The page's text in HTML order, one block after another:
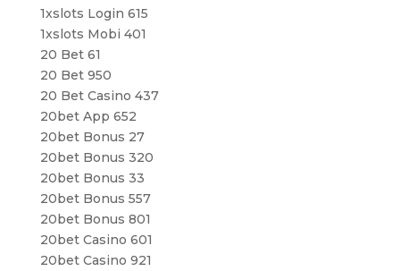
1xslots Login 615
1xslots Mobi 401
20 Bet 61
20 Bet 950
20 Bet Casino 437
20bet App 652
20bet Bonus 27
20bet Bonus 320
20bet Bonus 33
20bet Bonus 557
20bet Bonus 801
20bet Casino 601
20bet Casino 921